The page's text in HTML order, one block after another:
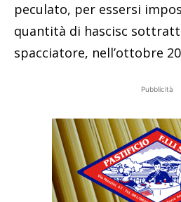
peculato, per essersi
quantità di hascisc
spacciatore, nell’ottobre
Pubblicità